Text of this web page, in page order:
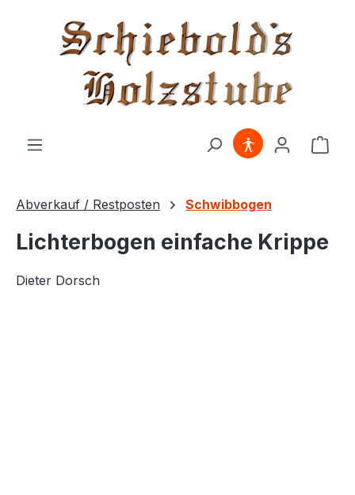
springen
Abverkauf / Restposten Schwibbogen
Lichterbogen einfache Krippe
Dieter Dorsch